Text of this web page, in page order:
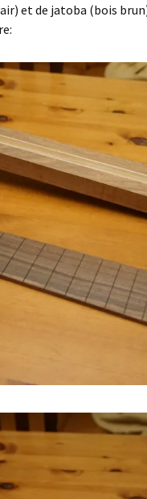
et de jatoba (bois